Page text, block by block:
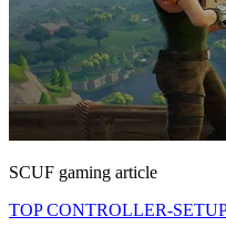
SCUF gaming article
TOP CONTROLLER-